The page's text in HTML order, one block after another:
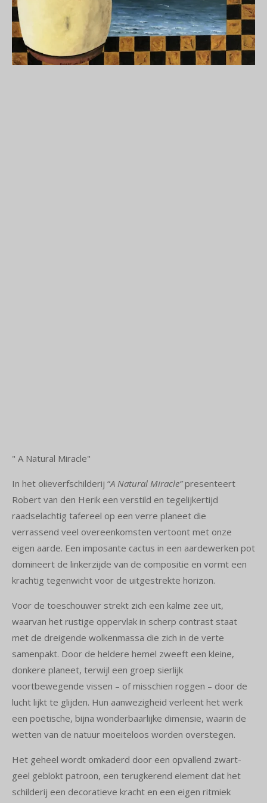
" A Natural Miracle"
In het olieverfschilderij “A Natural Miracle”presenteert
Robert van den Herik een verstild en tegelijkertijd
raadselachtig tafereel op een verre planeet die
verrassend veel overeenkomsten vertoont met onze
eigen aarde. Een imposante cactus in een aardewerken pot
domineert de linkerzijde van de compositie en vormt een
krachtig tegenwicht voor de uitgestrekte horizon.
Voor de toeschouwer strekt zich een kalme zee uit,
waarvan het rustige oppervlak in scherp contrast staat
met de dreigende wolkenmassa die zich in de verte
samenpakt. Door de heldere hemel zweeft een kleine,
donkere planeet, terwijl een groep sierlijk
voortbewegende vissen – of misschien roggen – door de
lucht lijkt te glijden. Hun aanwezigheid verleent het werk
een poëtische, bijna wonderbaarlijke dimensie, waarin de
wetten van de natuur moeiteloos worden overstegen.
Het geheel wordt omkaderd door een opvallend zwart-
geel geblokt patroon, een terugkerend element dat het
schilderij een decoratieve kracht en een eigen ritmiek